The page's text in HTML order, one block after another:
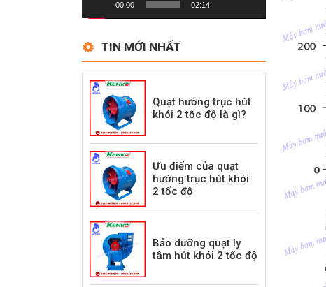
00:00 02:14
TIN MỚI NHẤT
Quạt hướng trục hút
khói 2 tốc độ là gì?
Ưu điểm của quạt
hướng trục hút khói
2 tốc độ
Bảo dưỡng quạt ly
tâm hút khói 2 tốc độ